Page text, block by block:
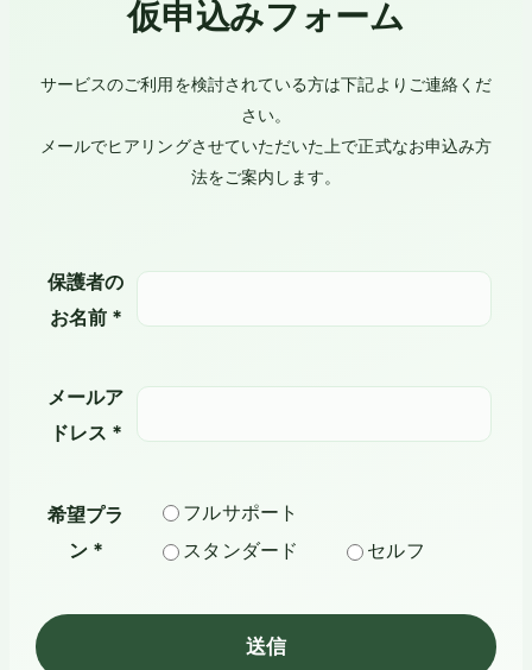
仮申込みフォーム
サービスのご利用を検討されている方は下記よりご連絡くだ
さい。
メールでヒアリングさせていただいた上で正式なお申込み方
法をご案内します。
保護者の
お名前 *
メールア
ドレス *
希望プラ
ン *
フルサポート
スタンダード
セルフ